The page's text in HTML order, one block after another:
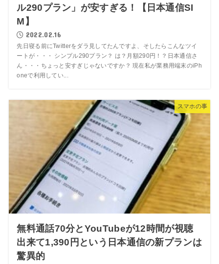
ル290プラン」が安すぎる！【日本通信SI
M】
2022.02.16
先日寝る前にTwitterをダラ見してたんですよ、そしたらこんなツイ
ートが・・・ シンプル290プラン？ は？月額290円！？日本通信さ
ん・・・ちょっと安すぎじゃないですか？ 現在私が業務用端末のiPh
oneで利用してい...
スマホの事
無料通話70分とYouTubeが12時間が視聴
出来て1,390円という日本通信の新プランは
驚異的